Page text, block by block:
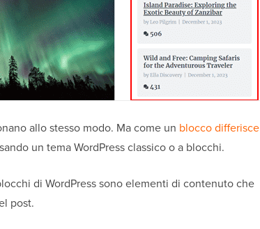
allo stesso modo. Ma come un blocco differisce
un tema WordPress classico o a blocchi.
di WordPress sono elementi di contenuto che
post.